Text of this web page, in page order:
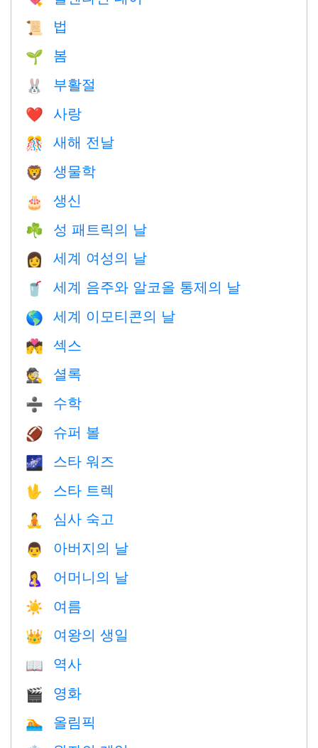
📜 법
🌱 봄
🐰 부활절
❤️️ 사랑
🎊 새해 전날
🦁 생물학
🎂 생신
☘️ 성 패트릭의 날
👩 세계 여성의 날
🥤 세계 음주와 알코올 통제의 날
🌎 세계 이모티콘의 날
💏 섹스
🕵️ 셜록
➗ 수학
🏈 슈퍼 볼
🌌 스타 워즈
🖖 스타 트렉
🧘 심사 숙고
👨 아버지의 날
🤱 어머니의 날
☀️ 여름
👑 여왕의 생일
📖 역사
🎬 영화
🏊 올림픽